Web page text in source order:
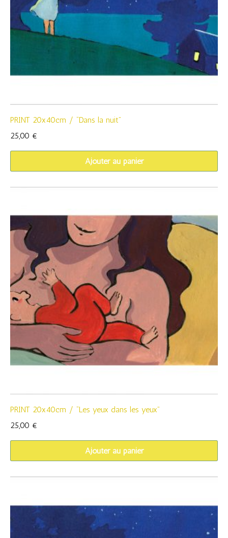
PRINT 20x40cm / “Dans la nuit”
25,00 €
Ajouter au panier
PRINT 20x40cm / “Les yeux dans les yeux”
25,00 €
Ajouter au panier